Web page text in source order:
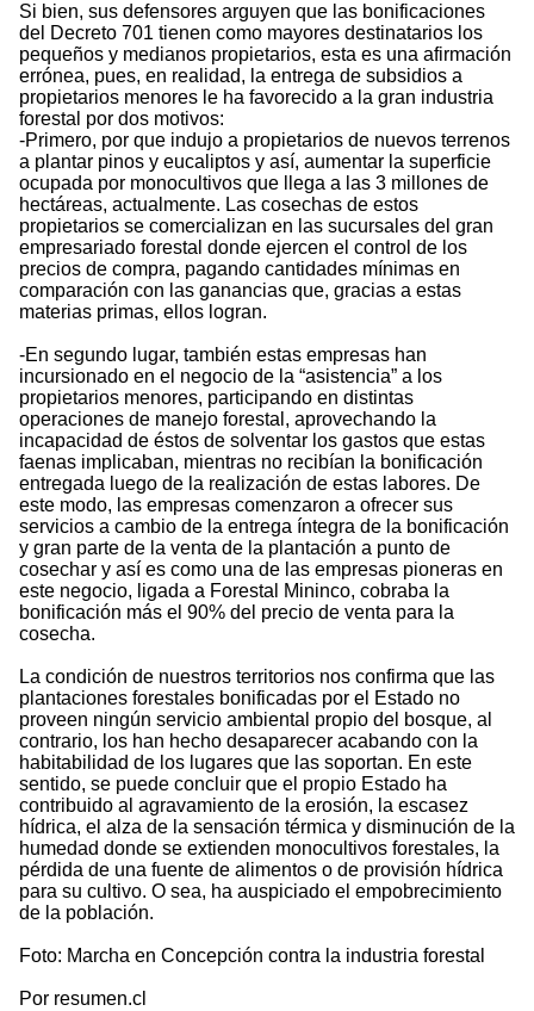
Si bien, sus defensores arguyen que las bonificaciones
del Decreto 701 tienen como mayores destinatarios los
pequeños y medianos propietarios, esta es una afirmación
errónea, pues, en realidad, la entrega de subsidios a
propietarios menores le ha favorecido a la gran industria
forestal por dos motivos:
-Primero, por que indujo a propietarios de nuevos terrenos
a plantar pinos y eucaliptos y así, aumentar la superficie
ocupada por monocultivos que llega a las 3 millones de
hectáreas, actualmente. Las cosechas de estos
propietarios se comercializan en las sucursales del gran
empresariado forestal donde ejercen el control de los
precios de compra, pagando cantidades mínimas en
comparación con las ganancias que, gracias a estas
materias primas, ellos logran.
-En segundo lugar, también estas empresas han
incursionado en el negocio de la “asistencia” a los
propietarios menores, participando en distintas
operaciones de manejo forestal, aprovechando la
incapacidad de éstos de solventar los gastos que estas
faenas implicaban, mientras no recibían la bonificación
entregada luego de la realización de estas labores. De
este modo, las empresas comenzaron a ofrecer sus
servicios a cambio de la entrega íntegra de la bonificación
y gran parte de la venta de la plantación a punto de
cosechar y así es como una de las empresas pioneras en
este negocio, ligada a Forestal Mininco, cobraba la
bonificación más el 90% del precio de venta para la
cosecha.
La condición de nuestros territorios nos confirma que las
plantaciones forestales bonificadas por el Estado no
proveen ningún servicio ambiental propio del bosque, al
contrario, los han hecho desaparecer acabando con la
habitabilidad de los lugares que las soportan. En este
sentido, se puede concluir que el propio Estado ha
contribuido al agravamiento de la erosión, la escasez
hídrica, el alza de la sensación térmica y disminución de la
humedad donde se extienden monocultivos forestales, la
pérdida de una fuente de alimentos o de provisión hídrica
para su cultivo. O sea, ha auspiciado el empobrecimiento
de la población.
Foto: Marcha en Concepción contra la industria forestal
Por resumen.cl